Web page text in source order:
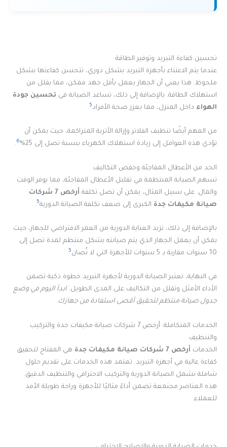
تحسين كفاءة التبريد وتوفير الطاقة
عندما يتم الاعتناء بأجهزة التبريد بشكل دوري، تتحسن كفاءتها بشكل
ملحوظ. هذا يعني أن الجهاز يعمل بأقل جهد ممكن، مما يقلل من
استهلاك الطاقة. بالإضافة إلى ذلك، تساعد الصيانة في تحسين جودة
الهواء داخل المنزل، مما يعزز صحة الأفراد5
.
من المهم أيضًا تنظيف الفلاتر وإزالة الأتربة المتراكمة، حيث يمكن أن
تؤدي هذه العوامل إلى زيادة استهلاك الكهرباء بنسبة تصل إلى 25%
6
.
الحد من الأعطال المفاجئة وخفض التكاليف
تسهم الصيانة المنتظمة في تقليل الأعطال المفاجئة، مما يوفر الوقت
والمال. على سبيل المثال، يمكن أن تصل تكلفة
أرخص 7 شركات
صيانة مكيفات جدة الكبرى إلى ضعف تكلفة الصيانة الدورية5
.
بالإضافة إلى ذلك، تزيد العناية الدورية من العمر الافتراضي للجهاز، حيث
يمكن أن يعمل الجهاز الذي يتم صيانته بشكل منتظم لمدة تصل إلى
10 سنوات مقارنة بـ 5 سنوات للأجهزة التي لا تُصان
5
.
في النهاية، تعتبر الصيانة الدورية لأجهزة التبريد خطوة ذكية تضمن
الأداء الأمثل وتقلل من التكاليف على المدى الطويل. ابدأ اليوم في وضع
جدول صيانة منتظم لتحقيق أقصى استفادة من جهازك .
الخدمات المتكاملة: أرخص 7 شركات صيانة مكيفات جدة والتركيب
والتنظيف
الخدمات أرخص 7 شركات صيانة مكيفات جدة
هي المفتاح لتحقيق
كفاءة عالية في أجهزة التبريد. تعتمد هذه الخدمات على تقديم حلول
شاملة تشمل الصيانة الدورية والتركيب الاحترافي والتنظيف الدقيق.
هذه العناصر مجتمعة تضمن أداءً مثاليًا للأجهزة وراحة طويلة الأمد
للعملاء.